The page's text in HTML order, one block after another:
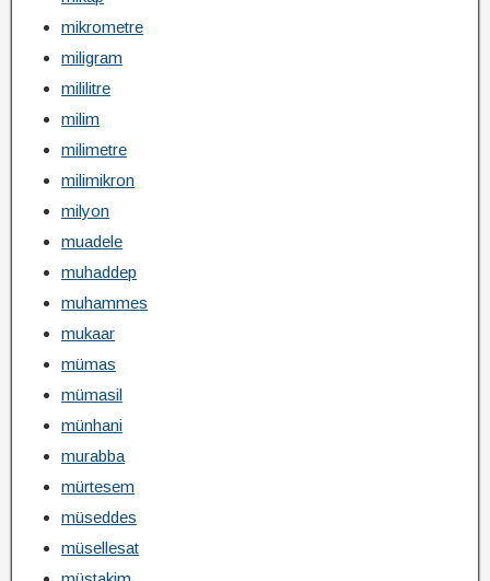
mikrometre
miligram
mililitre
milim
milimetre
milimikron
milyon
muadele
muhaddep
muhammes
mukaar
mümas
mümasil
münhani
murabba
mürtesem
müseddes
müsellesat